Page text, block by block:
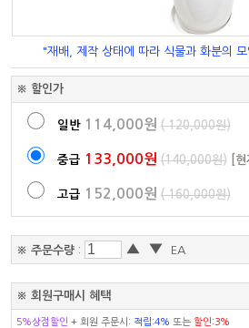
"재배, 제작 상태에 따라 식물과 화분의
※ 할인가
일반 114,000원 ( 120,000원)
중급 133,000원 (140,000원) [
고급 152,000원 ( 160,000원)
※ 주문수량: ▲ ▼ EA
※ 회원구매시 혜택
5%상점할인 + 회원 주문시: 적립:4% 또는 할인:3%